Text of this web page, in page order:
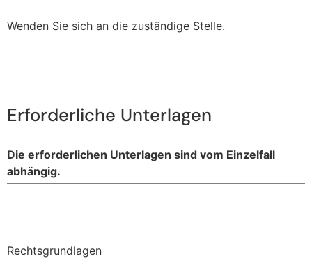
Wenden Sie sich an die zuständige Stelle.
Erforderliche Unterlagen
Die erforderlichen Unterlagen sind vom Einzelfall
abhängig.
Rechtsgrundlagen